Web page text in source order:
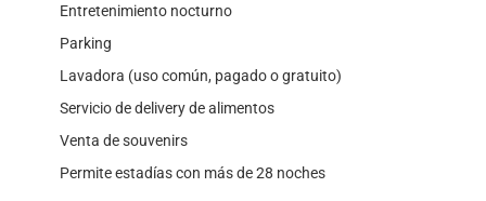
Entretenimiento nocturno
Parking
Lavadora (uso común, pagado o gratuito)
Servicio de delivery de alimentos
Venta de souvenirs
Permite estadías con más de 28 noches